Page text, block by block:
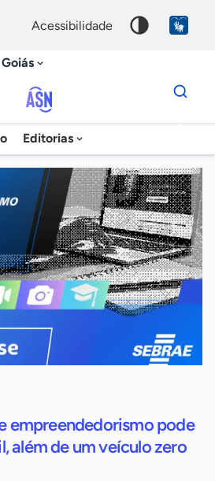
acessibilidade
Goiás
Agência
Sebrae
de
Notícias
Editorias
Dados
para
chave
empreendedorismo pode
além de um veículo zero